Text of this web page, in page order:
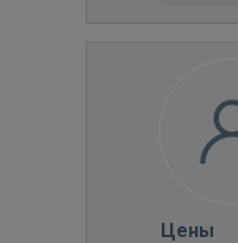
Цены